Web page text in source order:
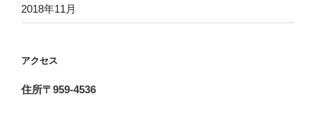
2018年11月
アクセス
住所〒959-4536